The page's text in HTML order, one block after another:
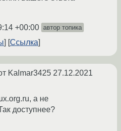
+00:00 автор топика
Ссылка
Kalmar3425 27.12.2021
а не
доступнее?